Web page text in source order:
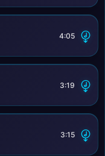
4:05
3:19
3:15